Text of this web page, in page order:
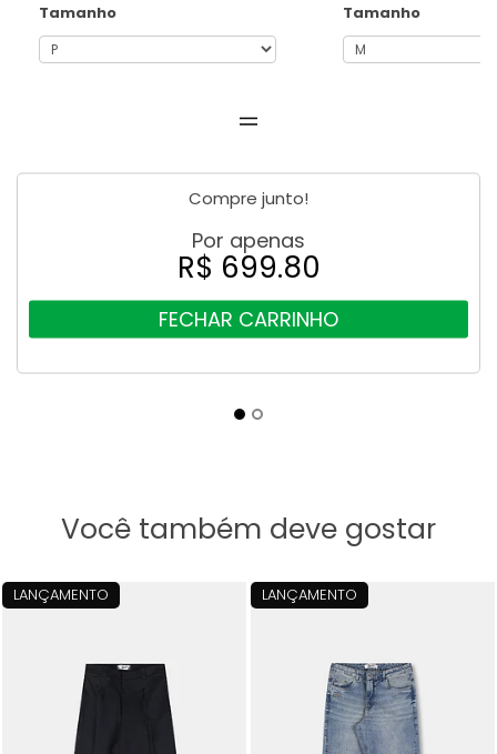
Tamanho Tamanho
Compre junto!
Por apenas
R$ 699.80
Você também deve gostar
LANÇAMENTO LANÇAMENTO